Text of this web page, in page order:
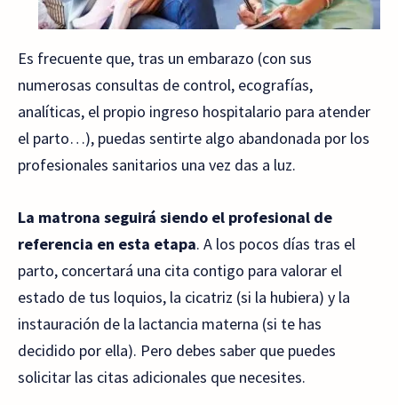
Es frecuente que, tras un embarazo (con sus
numerosas consultas de control, ecografías,
analíticas, el propio ingreso hospitalario para atender
el parto…), puedas sentirte algo abandonada por los
profesionales sanitarios una vez das a luz.
La matrona seguirá siendo el profesional de
referencia en esta etapa. A los pocos días tras el
parto, concertará una cita contigo para valorar el
estado de tus loquios, la cicatriz (si la hubiera) y la
instauración de la lactancia materna (si te has
decidido por ella). Pero debes saber que puedes
solicitar las citas adicionales que necesites.